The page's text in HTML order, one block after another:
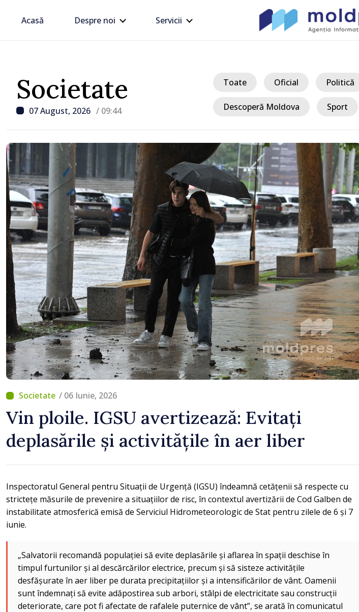
Acasă Despre noi Servicii
Societate
07 August, 2026 / 09:44
Toate Oficial Politică
Descoperă Moldova Sport
/ 06 Iunie, 2026
Vin ploile. IGSU avertizează: Evitați
deplasările și activitățile în aer liber
Inspectoratul General pentru Situații de Urgență (IGSU) îndeamnă cetățenii să respecte cu
strictețe măsurile de prevenire a situațiilor de risc, în contextul avertizării de Cod Galben de
instabilitate atmosferică emisă de Serviciul Hidrometeorologic de Stat pentru zilele de 6 și 7
iunie.
„Salvatorii recomandă populației să evite deplasările și aflarea în spații deschise în
timpul furtunilor și al descărcărilor electrice, precum și să sisteze activitățile
desfășurate în aer liber pe durata precipitațiilor și a intensificărilor de vânt. Oamenii
sunt îndemnați să evite adăpostirea sub arbori, stâlpi de electricitate sau construcții
deteriorate, care pot fi afectate de rafalele puternice de vânt”, se arată în comunicatul
/ Acum 9 minute
Peste 370 de accidente, înregistrate
de la începutul anului în capitală.
Șase persoane și-au pierdut viața